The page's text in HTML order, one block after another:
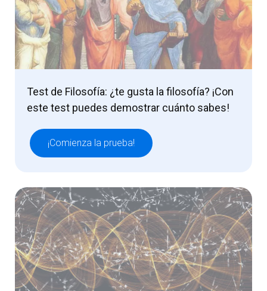
Test de Filosofía: ¿te gusta la filosofía? ¡Con
este test puedes demostrar cuánto sabes!
¡Comienza la prueba!